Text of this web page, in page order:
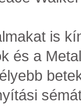
is
és a